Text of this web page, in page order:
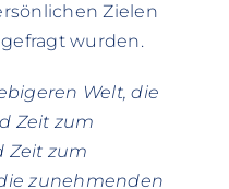
Zielen
wurden.
Welt, die
Zeit zum
Zeit zum
zunehmenden